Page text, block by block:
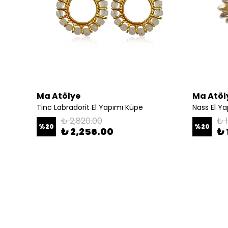
Ma Atölye
Tinc Labradorit El Yapımı Küpe
%20 ₺ 2,820.00
₺ 2,256.00
Ma
Nass El
%20 ₺
₺